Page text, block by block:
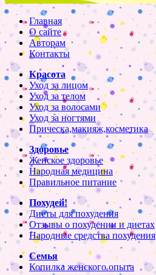
Главная
О сайте
Авторам
Контакты
Красота
Уход за лицом
Уход за телом
Уход за волосами
Уход за ногтями
Прическа,макияж,косметика
Здоровье
Женское здоровье
Народная медицина
Правильное питание
Похудей!
Диеты для похудения
Отзывы о похудении и диетах
Народные средства похудения
Семья
Копилка женского опыта